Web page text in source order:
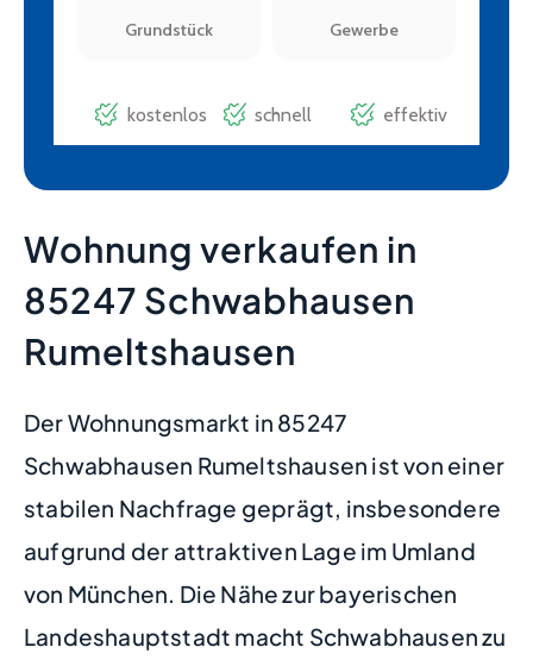
Wohnung verkaufen in
85247 Schwabhausen
Rumeltshausen
Der Wohnungsmarkt in 85247
Schwabhausen Rumeltshausen ist von einer
stabilen Nachfrage geprägt, insbesondere
aufgrund der attraktiven Lage im Umland
von München. Die Nähe zur bayerischen
Landeshauptstadt macht Schwabhausen zu